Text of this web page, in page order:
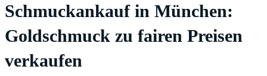
Schmuckankauf in München:
Goldschmuck zu fairen Preisen
verkaufen